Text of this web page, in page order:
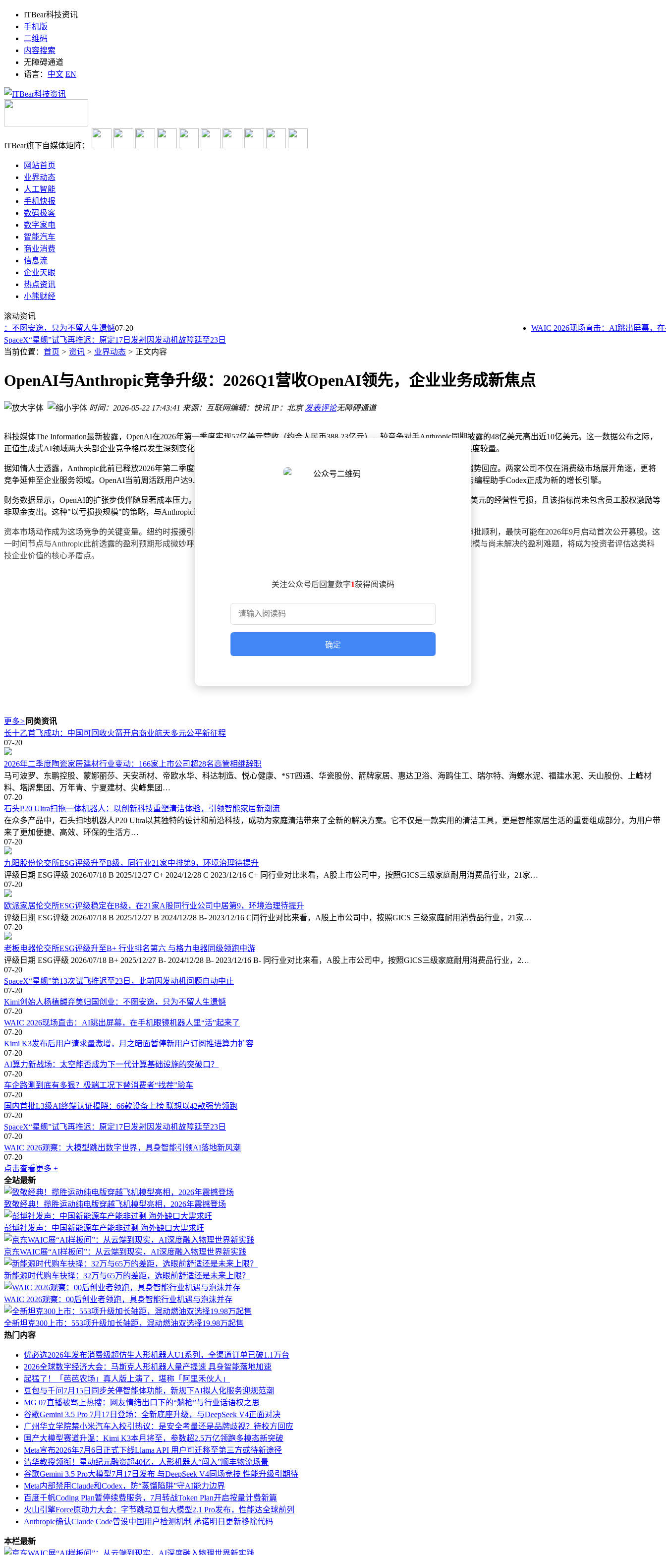
ITBear科技资讯
手机版
二维码
内容搜索
无障碍通道
语言： 中文 EN
ITBear旗下自媒体矩阵：
网站首页
业界动态
人工智能
手机快报
数码极客
数字家电
智能汽车
商业消费
信息流
企业天眼
热点资讯
小熊财经
滚动资讯
图安逸，只为不留人生遗憾07-20 WAIC 2026现场直击：AI跳出屏幕，在
国内首批L3级AI终端认证揭晓：联想42款设备上榜 覆盖全品类领跑行业
车企路测到底有多狠？极端工况下替消费者“找茬”验车
国内首批L3级AI终端认证揭晓：66款设备上榜 联想以42款强势领跑
SpaceX“星舰”试飞再推迟：原定17日发射因发动机故障延至23日
WAIC 2026观察：大模型跳出数字世界，具身智能引领AI落地新风潮
阿里云百炼推出HappyOyster 1.0：一句话或图生成可互动AI数字世界
头断仍战！马斯克深夜转发点赞，中国机器人格斗赛燃爆全场
千问Qwen3.8预览版上线阿里平台 2.4T参数新模型或成AI领域有力竞争者
国内首批L3级AI终端认证揭晓：联想42款设备上榜 覆盖全品类领跑行业
当前位置： 首页 > 资讯 > 业界动态 > 正文内容
OpenAI与Anthropic竞争升级：2026Q1营收OpenAI领先，企业业务成新焦点
时间：2026-05-22 17:43:41 来源：互联网编辑：快讯 IP：北京 发表评论无障碍通道
科技媒体The Information最新披露，OpenAI在2026年第一季度实现57亿美元营收（约合人民币388.23亿元），较竞争对手Anthropic同期披露的48亿美元高出近10亿美元。这一数据公布之际，
正值生成式AI领域两大头部企业竞争格局发生深刻变化——从技术模型能力比拼转向商业化落地、企业服务拓展及资本市场布局等多维度较量。
据知情人士透露，Anthropic此前已释放2026年第二季度接近实现单季盈利的信号，而OpenAI随即公布的营收数据被视为对市场地位的强势回应。两家公司不仅在消费级市场展开角逐，更将
竞争延伸至企业服务领域。OpenAI当前周活跃用户达9.2亿，其中ChatGPT付费订阅用户从2025年的4700万增长至5500万，但企业业务与编程助手Codex正成为新的增长引擎。
财务数据显示，OpenAI的扩张步伐伴随显著成本压力。2026年第一季度调整后营业亏损率达122%，意味着每获得1美元收入需承担1.22美元的经营性亏损，且该指标尚未包含员工股权激励等
非现金支出。这种"以亏损换规模"的策略，与Anthropic逐步收窄亏损的趋势形成鲜明对比，折射出不同商业路径的选择。
资本市场动作成为这场竞争的关键变量。纽约时报援引投行人士消息称，OpenAI已聘请高盛、摩根士丹利协助筹备上市材料，若监管审批顺利，最快可能在2026年9月启动首次公开募股。这
一时间节点与Anthropic此前透露的盈利预期形成微妙呼应，暗示生成式AI行业可能迎来首个上市潮。分析人士指出，持续扩大的营收规模与尚未解决的盈利难题，将成为投资者评估这类科
技企业价值的核心矛盾点。
关注公众号后回复数字1获得阅读码
确定
更多> 同类资讯
长十乙首飞成功：中国可回收火箭开启商业航天多元公平新征程
07-20
2026年二季度陶瓷家居建材行业变动：166家上市公司超28名高管相继辞职
马可波罗、东鹏控股、蒙娜丽莎、天安新材、帝欧水华、科达制造、悦心健康、*ST四通、华瓷股份、箭牌家居、惠达卫浴、海鸥住工、瑞尔特、海螺水泥、福建水泥、天山股份、上峰材
料、塔牌集团、万年青、宁夏建材、尖峰集团…
07-20
石头P20 Ultra扫拖一体机器人：以创新科技重塑清洁体验，引领智能家居新潮流
在众多产品中，石头扫地机器人P20 Ultra以其独特的设计和前沿科技，成功为家庭清洁带来了全新的解决方案。它不仅是一款实用的清洁工具，更是智能家居生活的重要组成部分，为用户带
来了更加便捷、高效、环保的生活方…
07-20
九阳股份伦交所ESG评级升至B级，同行业21家中排第9，环境治理待提升
评级日期 ESG评级 2026/07/18 B 2025/12/27 C+ 2024/12/28 C 2023/12/16 C+ 同行业对比来看，A股上市公司中，按照GICS三级家庭耐用消费品行业，21家…
07-20
欧派家居伦交所ESG评级稳定在B级，在21家A股同行业公司中居第9，环境治理待提升
评级日期 ESG评级 2026/07/18 B 2025/12/27 B 2024/12/28 B- 2023/12/16 C同行业对比来看，A股上市公司中，按照GICS 三级家庭耐用消费品行业，21家…
07-20
老板电器伦交所ESG评级升至B+ 行业排名第六 与格力电器同级领跑中游
评级日期 ESG评级 2026/07/18 B+ 2025/12/27 B- 2024/12/28 B- 2023/12/16 B- 同行业对比来看，A股上市公司中，按照GICS三级家庭耐用消费品行业，2…
07-20
SpaceX“星舰”第13次试飞推迟至23日，此前因发动机问题自动中止
07-20
Kimi创始人杨植麟弃美归国创业：不图安逸，只为不留人生遗憾
07-20
WAIC 2026现场直击：AI跳出屏幕，在手机眼镜机器人里“活”起来了
07-20
Kimi K3发布后用户请求量激增，月之暗面暂停新用户订阅推进算力扩容
07-20
AI算力新战场：太空能否成为下一代计算基础设施的突破口？
07-20
车企路测到底有多狠？极端工况下替消费者“找茬”验车
07-20
国内首批L3级AI终端认证揭晓：66款设备上榜 联想以42款强势领跑
07-20
SpaceX“星舰”试飞再推迟：原定17日发射因发动机故障延至23日
07-20
WAIC 2026观察：大模型跳出数字世界，具身智能引领AI落地新风潮
07-20
点击查看更多 +
全站最新
致敬经典！揽胜运动纯电版穿越飞机模型亮相，2026年震撼登场
彭博社发声：中国新能源车产能非过剩 海外缺口大需求旺
京东WAIC展“AI样板间”：从云端到现实，AI深度融入物理世界新实践
新能源时代购车抉择：32万与65万的差距，选眼前舒适还是未来上限？
WAIC 2026观察：00后创业者领跑，具身智能行业机遇与泡沫并存
全新坦克300上市：553项升级加长轴距，混动燃油双选择19.98万起售
热门内容
优必选2026年发布消费级超仿生人形机器人U1系列，全渠道订单已破1.1万台
2026全球数字经济大会：马斯克人形机器人量产提速 具身智能落地加速
起猛了！「芭芭农场」真人版上演了，堪称「阿里禾伙人」
豆包与千问7月15日同步关停智能体功能，新规下AI拟人化服务迎规范潮
MG 07直播被骂上热搜：网友情绪出口下的“躺枪”与行业话语权之思
谷歌Gemini 3.5 Pro 7月17日登场：全新底座升级，与DeepSeek V4正面对决
广州华立学院禁小米汽车入校引热议：是安全考量还是品牌歧视？待校方回应
国产大模型赛道升温：Kimi K3本月将至，参数超2.5万亿领跑多模态新突破
Meta宣布2026年7月6日正式下线Llama API 用户可迁移至第三方或待新途径
清华教授领衔！星动纪元融资超40亿，人形机器人“闯入”顺丰物流场景
谷歌Gemini 3.5 Pro大模型7月17日发布 与DeepSeek V4同场竞技 性能升级引期待
Meta内部禁用Claude和Codex，防“蒸馏陷阱”守AI能力边界
百度千帆Coding Plan暂停续费服务，7月转战Token Plan开启按量计费新篇
火山引擎Force原动力大会：字节跳动豆包大模型2.1 Pro发布，性能达全球前列
Anthropic确认Claude Code曾设中国用户检测机制 承诺明日更新移除代码
本栏最新